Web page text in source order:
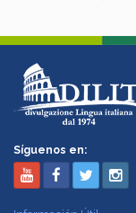
Síguenos en: